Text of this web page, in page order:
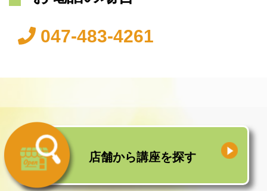
047-483-4261
店舗から講座を探す